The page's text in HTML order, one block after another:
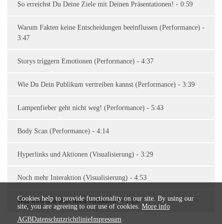
So erreichst Du Deine Ziele mit Deinen Präsentationen! - 0:59
Warum Fakten keine Entscheidungen beeinflussen (Performance) -
3:47
Storys triggern Emotionen (Performance) - 4:37
Wie Du Dein Publikum vertreiben kannst (Performance) - 3:39
Lampenfieber geht nicht weg! (Performance) - 5:43
Body Scan (Performance) - 4:14
Hyperlinks und Aktionen (Visualisierung) - 3:29
Noch mehr Interaktion (Visualisierung) - 4:53
Was wird sich alles noch verändern? - 1:29
Cookies help to provide functionality on our site. By using our
site, you are agreeing to our use of cookies. More info
AGBDatenschutzrichtlinieImpressum